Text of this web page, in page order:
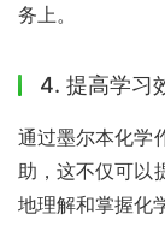
务上。
4. 提高学习
通过墨尔本化学
助，这不仅可以
地理解和掌握化